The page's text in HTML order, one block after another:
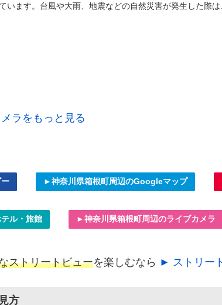
います。台風や大雨、地震などの自然災害が発生した際
ラをもっと見る
►神奈川県箱根町周辺のGoogleマップ
ル・旅館 ►神奈川県箱根町周辺のライブカメラ
ストリートビューを楽しむなら ► ストリー
方